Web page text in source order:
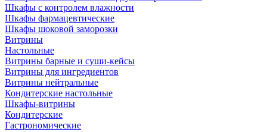
Шкафы с контролем влажности
Шкафы фармацевтические
Шкафы шоковой заморозки
Витрины
Настольные
Витрины барные и суши-кейсы
Витрины для ингредиентов
Витрины нейтральные
Кондитерские настольные
Шкафы-витрины
Кондитерские
Гастрономические